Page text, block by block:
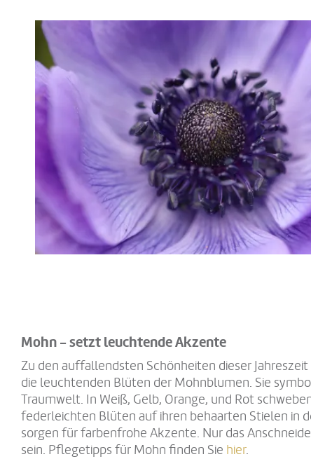
Mohn - setzt leuchtende Akzente
Zu den auffallendsten Schönheiten dieser
die leuchtenden Blüten der Mohnblumen. Sie
Traumwelt. In Weiß, Gelb, Orange, und Rot
federleichten Blüten auf ihren behaarten Stielen in
sorgen für farbenfrohe Akzente. Nur das
sein. Pflegetipps für Mohn finden Sie hier.